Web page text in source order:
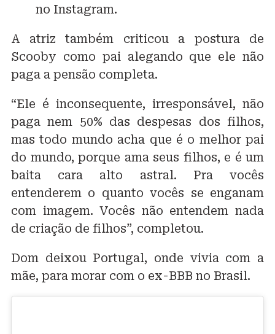
no Instagram.
A atriz também criticou a postura de
Scooby como pai alegando que ele não
paga a pensão completa.
“Ele é inconsequente, irresponsável, não
paga nem 50% das despesas dos filhos,
mas todo mundo acha que é o melhor pai
do mundo, porque ama seus filhos, e é um
baita cara alto astral. Pra vocês
entenderem o quanto vocês se enganam
com imagem. Vocês não entendem nada
de criação de filhos”, completou.
Dom deixou Portugal, onde vivia com a
mãe, para morar com o ex-BBB no Brasil.